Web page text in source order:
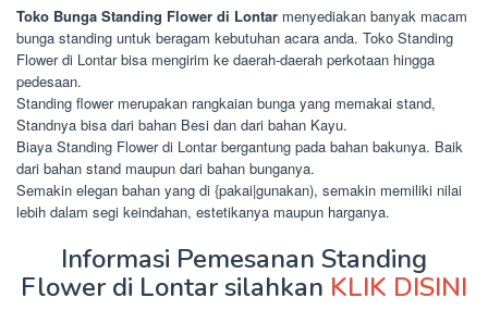
Toko Bunga Standing Flower di Lontar menyediakan banyak macam
bunga standing untuk beragam kebutuhan acara anda. Toko Standing
Flower di Lontar bisa mengirim ke daerah-daerah perkotaan hingga
pedesaan.
Standing flower merupakan rangkaian bunga yang memakai stand,
Standnya bisa dari bahan Besi dan dari bahan Kayu.
Biaya Standing Flower di Lontar bergantung pada bahan bakunya. Baik
dari bahan stand maupun dari bahan bunganya.
Semakin elegan bahan yang di {pakai|gunakan), semakin memiliki nilai
lebih dalam segi keindahan, estetikanya maupun harganya.
Informasi Pemesanan Standing
Flower di Lontar silahkan KLIK DISINI